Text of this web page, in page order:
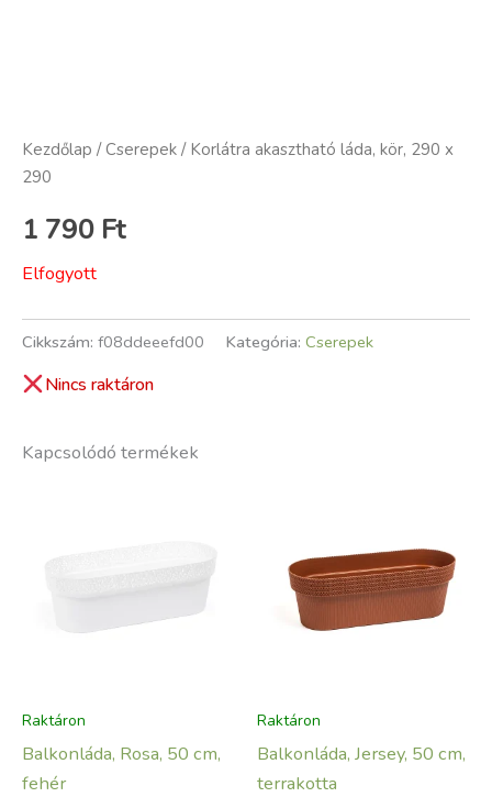
Kezdőlap /Cserepek / Korlátra akasztható láda, kör, 290 x
290
1 790 Ft
Elfogyott
Cikkszám: f08ddeeefd00 Kategória: Cserepek
Nincs raktáron
Kapcsolódó termékek
Raktáron
Balkonláda, Rosa, 50 cm,
fehér
Raktáron
Balkonláda, Jersey, 50 cm,
terrakotta